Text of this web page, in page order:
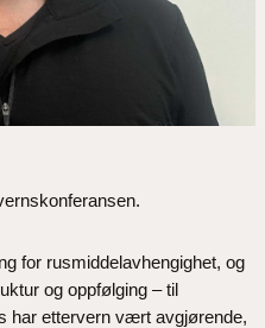
for rusmiddelavhengighet, og
og oppfølging – til
har ettervern vært avgjørende,